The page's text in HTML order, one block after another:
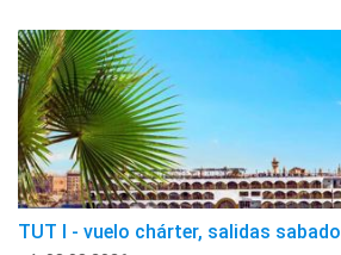
TUT I - vuelo chárter, salidas sabado